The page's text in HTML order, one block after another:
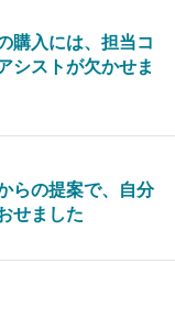
購入には、担当コ
シストが欠かせま
らの提案で、自分
せました